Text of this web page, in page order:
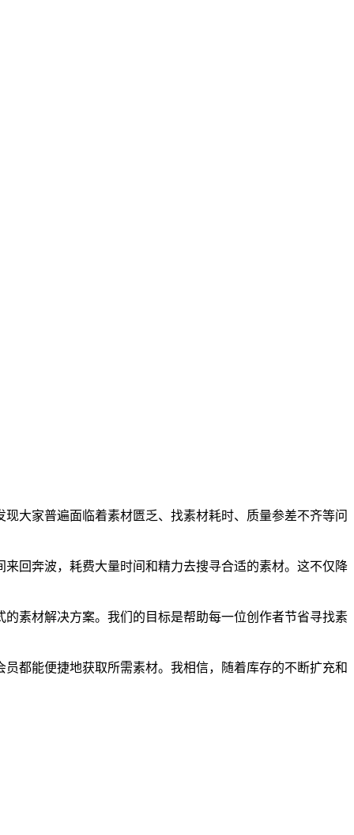
大家普遍面临着素材匮乏、找素材耗时、质量参差不齐等问
回奔波，耗费大量时间和精力去搜寻合适的素材。这不仅降
素材解决方案。我们的目标是帮助每一位创作者节省寻找素
都能便捷地获取所需素材。我相信，随着库存的不断扩充和